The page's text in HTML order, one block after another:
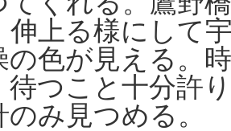
伸上る様にして
の色が見える。
待つこと十分許
み見つめる。